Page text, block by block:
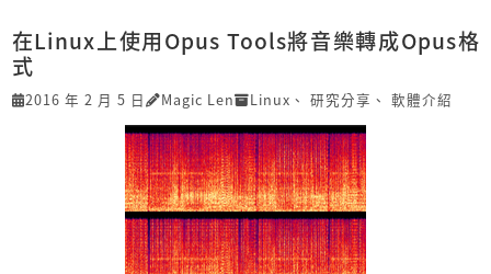
在Linux上使用Opus Tools將音樂轉成Opus格
式
2016 年 2 月 5 日 Magic Len Linux 、 研究分享 、 軟體介紹